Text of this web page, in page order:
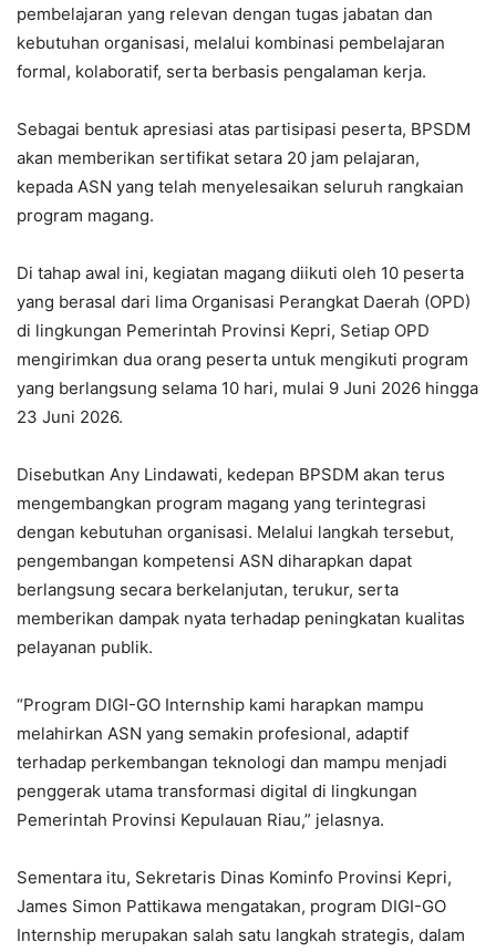
pembelajaran yang relevan dengan tugas jabatan dan
kebutuhan organisasi, melalui kombinasi pembelajaran
formal, kolaboratif, serta berbasis pengalaman kerja.
Sebagai bentuk apresiasi atas partisipasi peserta, BPSDM
akan memberikan sertifikat setara 20 jam pelajaran,
kepada ASN yang telah menyelesaikan seluruh rangkaian
program magang.
Di tahap awal ini, kegiatan magang diikuti oleh 10 peserta
yang berasal dari lima Organisasi Perangkat Daerah (OPD)
di lingkungan Pemerintah Provinsi Kepri, Setiap OPD
mengirimkan dua orang peserta untuk mengikuti program
yang berlangsung selama 10 hari, mulai 9 Juni 2026 hingga
23 Juni 2026.
Disebutkan Any Lindawati, kedepan BPSDM akan terus
mengembangkan program magang yang terintegrasi
dengan kebutuhan organisasi. Melalui langkah tersebut,
pengembangan kompetensi ASN diharapkan dapat
berlangsung secara berkelanjutan, terukur, serta
memberikan dampak nyata terhadap peningkatan kualitas
pelayanan publik.
“Program DIGI-GO Internship kami harapkan mampu
melahirkan ASN yang semakin profesional, adaptif
terhadap perkembangan teknologi dan mampu menjadi
penggerak utama transformasi digital di lingkungan
Pemerintah Provinsi Kepulauan Riau,” jelasnya.
Sementara itu, Sekretaris Dinas Kominfo Provinsi Kepri,
James Simon Pattikawa mengatakan, program DIGI-GO
Internship merupakan salah satu langkah strategis, dalam